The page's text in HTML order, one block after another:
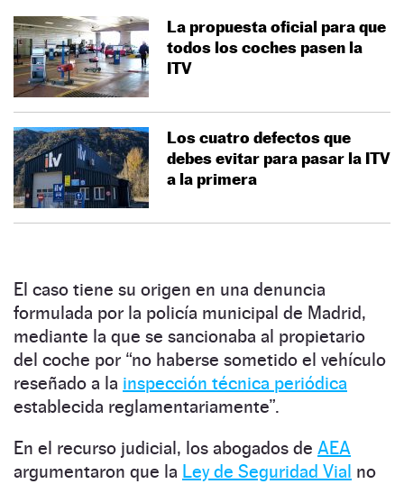
La propuesta oficial para que
todos los coches pasen la
ITV
Los cuatro defectos que
debes evitar para pasar la ITV
a la primera
El caso tiene su origen en una denuncia
formulada por la policía municipal de Madrid,
mediante la que se sancionaba al propietario
del coche por “no haberse sometido el vehículo
reseñado a la inspección técnica periódica
establecida reglamentariamente”.
En el recurso judicial, los abogados de AEA
argumentaron que la Ley de Seguridad Vial no